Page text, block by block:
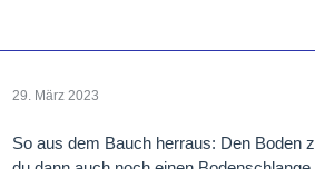
29. März 2023
So aus dem Bauch herraus: Den Boden